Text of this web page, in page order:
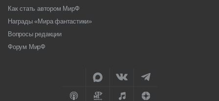
Как стать автором МирФ
Награды «Мира фантастики»
Вопросы редакции
Форум МирФ